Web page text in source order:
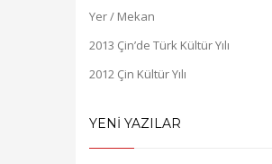
Yer / Mekan
2013 Çin’de Türk Kültür Yılı
2012 Çin Kültür Yılı
YENİ YAZILAR